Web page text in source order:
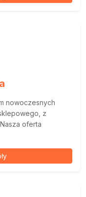
nowoczesnych
z
oferta